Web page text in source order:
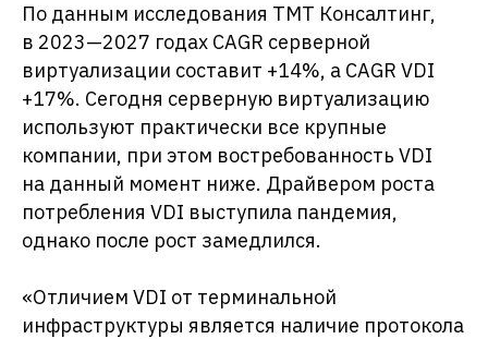
По данным исследования ТМТ Консалтинг,
в 2023—2027 годах CAGR серверной
виртуализации составит +14%, а CAGR VDI
+17%. Сегодня серверную виртуализацию
используют практически все крупные
компании, при этом востребованность VDI
на данный момент ниже. Драйвером роста
потребления VDI выступила пандемия,
однако после рост замедлился.
«Отличием VDI от терминальной
инфраструктуры является наличие протокола